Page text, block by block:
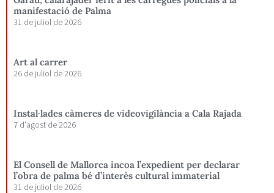
manifestació de Palma
31 de juliol de 2026
Art al carrer
26 de juliol de 2026
Instal·lades càmeres de videovigilància a Cala Rajada
7 d'agost de 2026
El Consell de Mallorca incoa l’expedient per declarar
l’obra de palma bé d’interès cultural immaterial
31 de juliol de 2026